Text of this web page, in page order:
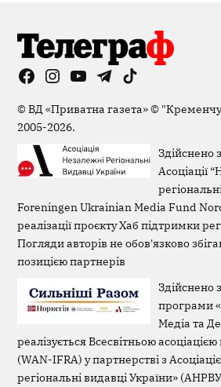
FacebookInstagram
YouTubeTelegramTikTok
©ВД «Приватна газета»©
2005-2026.
Здійснено
Асоціації
Foreningen Ukrainian Media Fund
реалізації проєкту Хаб підтримки
Погляди авторів не обов'язково
позицією партнерів
Здійснено
програми
Медіа та
реалізується Всесвітньою
(WAN-IFRA) у партнерстві з
регіональні видавці України»